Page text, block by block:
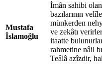
Mustafa
İslamoğlu
İmân sahibi
bazılarının
münkerden
ve zekâtı
itaatte
rahmetine nâil
Teâlâ azîzdir,